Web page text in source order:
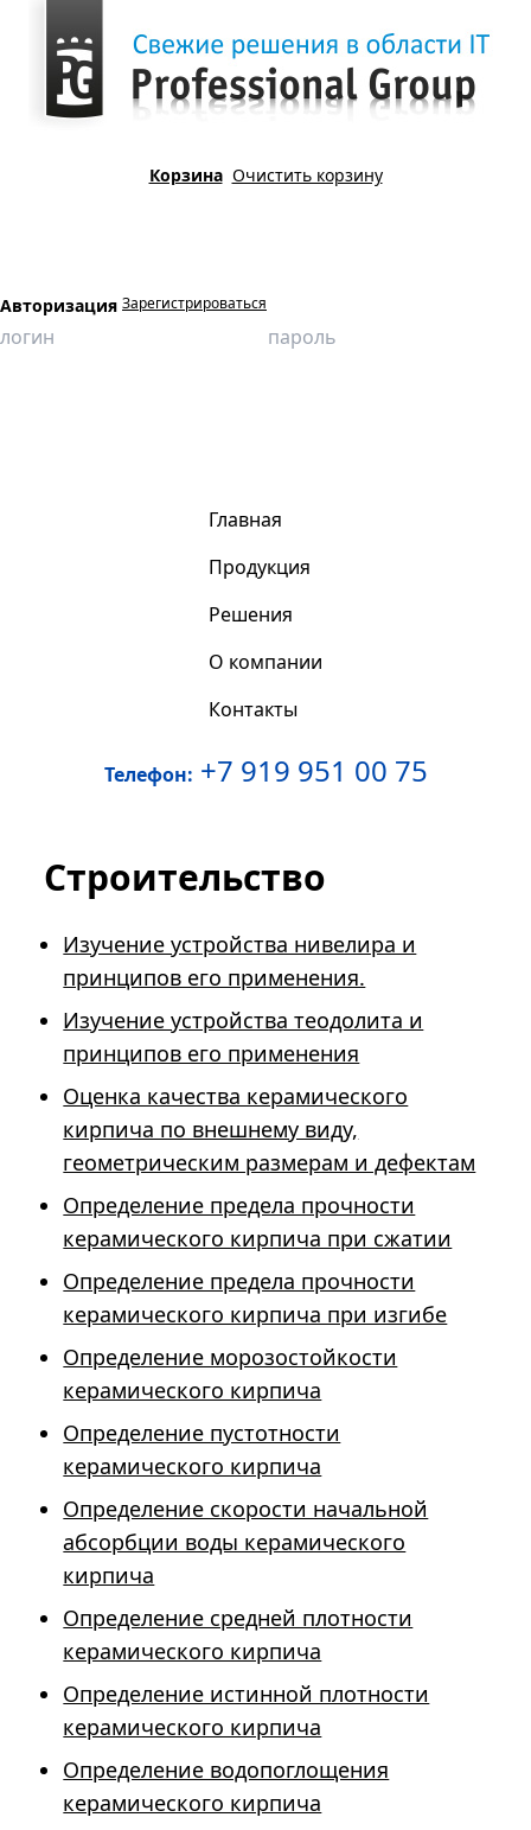
Корзина Очистить корзину
Авторизация Зарегистрироваться
Главная
Продукция
Решения
О компании
Контакты
Телефон: +7 919 951 00 75
Строительство
Изучение устройства нивелира и
принципов его применения.
Изучение устройства теодолита и
принципов его применения
Оценка качества керамического
кирпича по внешнему виду,
геометрическим размерам и дефектам
Определение предела прочности
керамического кирпича при сжатии
Определение предела прочности
керамического кирпича при изгибе
Определение морозостойкости
керамического кирпича
Определение пустотности
керамического кирпича
Определение скорости начальной
абсорбции воды керамического
кирпича
Определение средней плотности
керамического кирпича
Определение истинной плотности
керамического кирпича
Определение водопоглощения
керамического кирпича